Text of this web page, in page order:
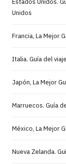
Estados Unidos.
Unidos
Francia, La Mejor
Italia. Guía del
Japón, La Mejor
Marruecos. Guía
México, La Mejor
Nueva Zelanda.